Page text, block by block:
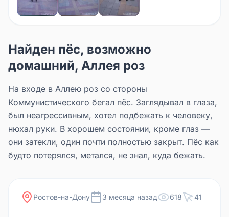
Найден пёс, возможно
домашний, Аллея роз
На входе в Аллею роз со стороны
Коммунистического бегал пёс. Заглядывал в глаза,
был неагрессивным, хотел подбежать к человеку,
нюхал руки. В хорошем состоянии, кроме глаз —
они затекли, один почти полностью закрыт. Пёс как
будто потерялся, метался, не знал, куда бежать.
Ростов-на-Дону 3 месяца назад 618 41